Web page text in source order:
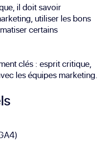
il doit savoir
utiliser les bons
certains
clés : esprit critique,
les équipes marketing.